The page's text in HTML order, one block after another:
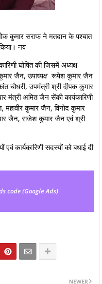
ने मतदान के पश्चात
नव
घोषित की जिसमें अध्यक्ष
जैन, उपाध्यक्ष रूपेश कुमार जैन
चौधरी, उपमंत्री श्री दीपक कुमार
मंत्री अमित जैन सेंकी कार्यकारिणी
कुमार जैन, विनोद कुमार
जैन, राजेश कुमार जैन एवं श्री
एवं कार्यकारिणी सदस्यों को बधाई दी
code (Google Ads)
NEWER